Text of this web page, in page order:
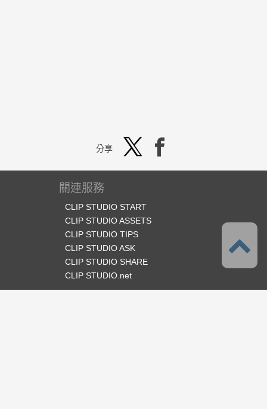
分享
關連服務
CLIP STUDIO START
CLIP STUDIO ASSETS
CLIP STUDIO TIPS
CLIP STUDIO ASK
CLIP STUDIO SHARE
CLIP STUDIO.net